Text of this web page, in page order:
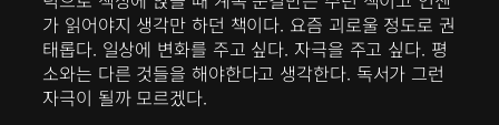
가 읽어야지 생각만 하던 책이다. 요즘 괴로울 정도로 권
태롭다. 일상에 변화를 주고 싶다. 자극을 주고 싶다. 평
소와는 다른 것들을 해야한다고 생각한다. 독서가 그런
자극이 될까 모르겠다.